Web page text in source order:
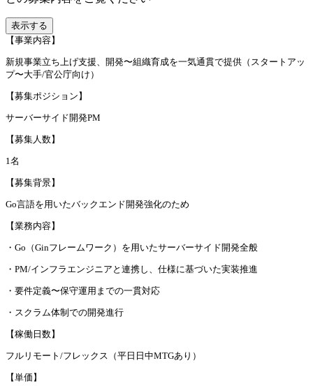
表示する
【事業内容】
新規事業立ち上げ支援、開発〜組織育成を一気通貫で提供（スタートアッ
プ〜大手/官公庁向け）
【募集ポジション】
サーバーサイド開発PM
【募集人数】
1名
【募集背景】
Go言語を用いたバックエンド開発強化のため
【業務内容】
・Go（Ginフレームワーク）を用いたサーバーサイド開発全般
・PM/インフラエンジニアと連携し、仕様に基づいた実装推進
・要件定義〜保守運用までの一貫対応
・スクラム体制での開発進行
【稼働日数】
フルリモート/フレックス（平日日中MTGあり）
【単価】